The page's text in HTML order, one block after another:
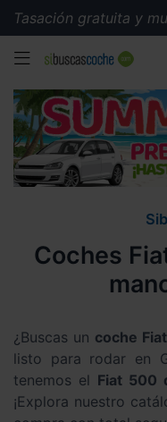
gratuita y muy
MENÚ
Coches
¿Buscas un coche
listo para rodar en
tenemos el Fiat 500
¡Explora nuestro